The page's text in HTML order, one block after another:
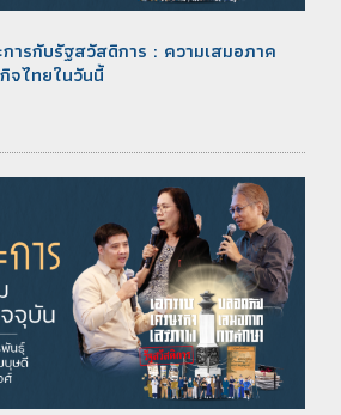
รกับรัฐสวัสดิการ : ความเสมอภาค
จไทยในวันนี้